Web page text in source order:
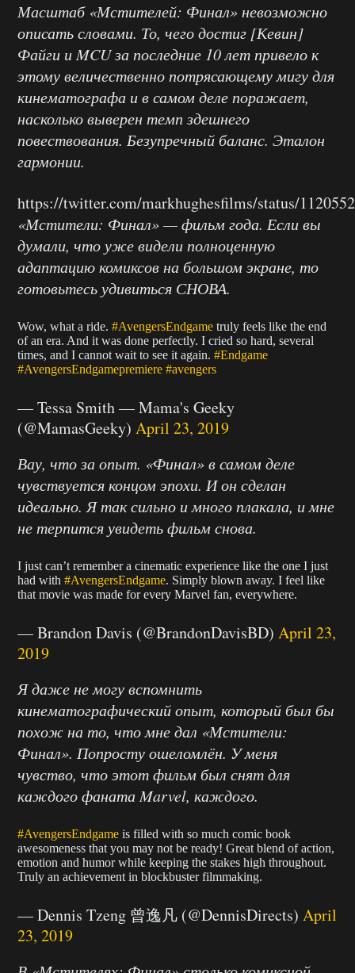
Масштаб «Мстителей: Финал» невозможно
описать словами. То, чего достиг [Кевин]
Файги и MCU за последние 10 лет привело к
этому величественно потрясающему мигу для
кинематографа и в самом деле поражает,
насколько выверен темп здешнего
повествования. Безупречный баланс. Эталон
гармонии.
https://twitter.com/markhughesfilms/status/
«Мстители: Финал» — фильм года. Если вы
думали, что уже видели полноценную
адаптацию комиксов на большом экране, то
готовьтесь удивиться СНОВА.
Wow, what a ride. #AvengersEndgame truly feels like the end
of an era. And it was done perfectly. I cried so hard, several
times, and I cannot wait to see it again. #Endgame
#AvengersEndgamepremiere #avengers
— Tessa Smith — Mama's Geeky
(@MamasGeeky) April 23, 2019
Вау, что за опыт. «Финал» в самом деле
чувствуется концом эпохи. И он сделан
идеально. Я так сильно и много плакала, и мне
не терпится увидеть фильм снова.
I just can’t remember a cinematic experience like the one I just
had with #AvengersEndgame. Simply blown away. I feel like
that movie was made for every Marvel fan, everywhere.
— Brandon Davis (@BrandonDavisBD) April 23,
2019
Я даже не могу вспомнить
кинематографический опыт, который был бы
похож на то, что мне дал «Мстители:
Финал». Попросту ошеломлён. У меня
чувство, что этот фильм был снят для
каждого фаната Marvel, каждого.
#AvengersEndgame is filled with so much comic book
awesomeness that you may not be ready! Great blend of action,
emotion and humor while keeping the stakes high throughout.
Truly an achievement in blockbuster filmmaking.
— Dennis Tzeng 曾逸凡 (@DennisDirects) April
23, 2019